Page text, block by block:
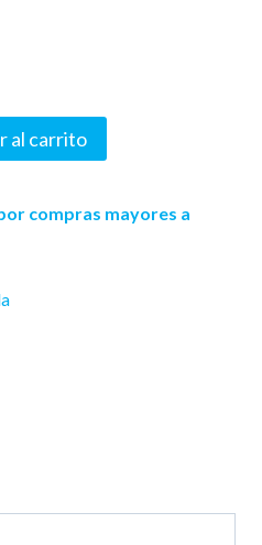
al carrito
compras mayores a